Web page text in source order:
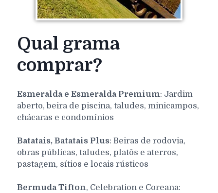
Qual grama
comprar?
Esmeralda e Esmeralda Premium: Jardim
aberto, beira de piscina, taludes, minicampos,
chácaras e condomínios
Batatais, Batatais Plus: Beiras de rodovia,
obras públicas, taludes, platôs e aterros,
pastagem, sítios e locais rústicos
Bermuda Tifton, Celebration e Coreana: